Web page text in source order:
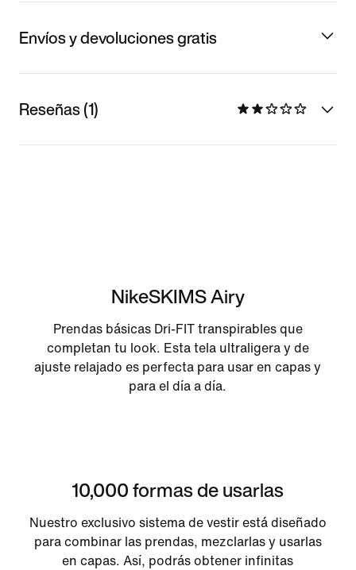
Envíos y devoluciones gratis
Reseñas (1)
NikeSKIMS Airy
Prendas básicas Dri-FIT transpirables que
completan tu look. Esta tela ultraligera y de
ajuste relajado es perfecta para usar en capas y
para el día a día.
10,000 formas de usarlas
Nuestro exclusivo sistema de vestir está diseñado
para combinar las prendas, mezclarlas y usarlas
en capas. Así, podrás obtener infinitas